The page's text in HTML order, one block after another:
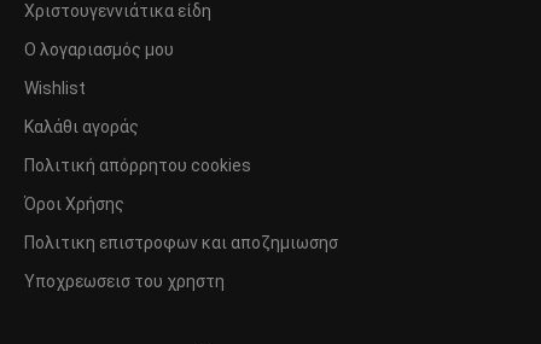
Χριστουγεννιάτικα είδη
Ο λογαριασμός μου
Wishlist
Καλάθι αγοράς
Πολιτική απόρρητου cookies
Όροι Χρήσης
Πολιτικη επιστροφων και αποζημιωσησ
Υποχρεωσεισ του χρηστη